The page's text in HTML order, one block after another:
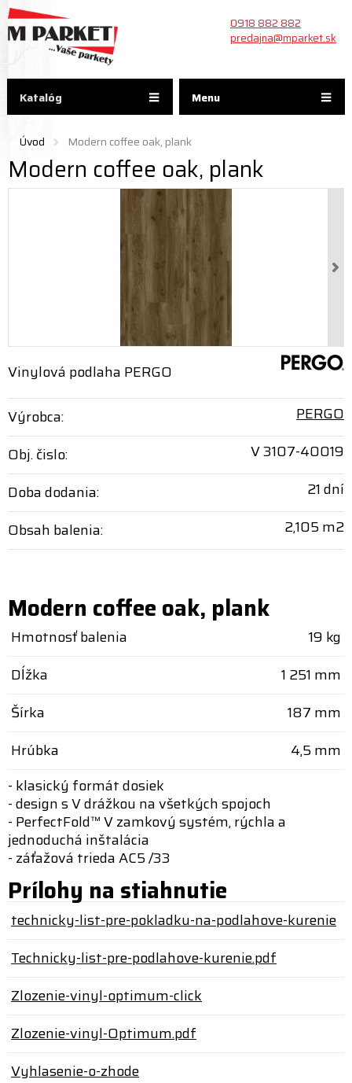
Menu
0918 882 882
predajna@mparket.sk
Úvod Modern coffee oak, plank
Modern coffee oak, plank
Vinylová podlaha PERGO
Výrobca:
PERGO
Obj. čislo:
V 3107-40019
Doba dodania:
21 dní
Obsah balenia:
2,105 m2
Modern coffee oak, plank
Hmotnosť balenia
19 kg
Dĺžka
1 251 mm
Šírka
187 mm
Hrúbka
4,5 mm
- klasický formát dosiek
- design s V drážkou na všetkých spojoch
- PerfectFold™ V zamkový systém, rýchla a
jednoduchá inštalácia
- záťažová trieda AC5 /33
Prílohy na stiahnutie
technicky-list-pre-pokladku-na-podlahove-kurenie
Technicky-list-pre-podlahove-kurenie.pdf
Zlozenie-vinyl-optimum-click
Zlozenie-vinyl-Optimum.pdf
Vyhlasenie-o-zhode
Katalóg